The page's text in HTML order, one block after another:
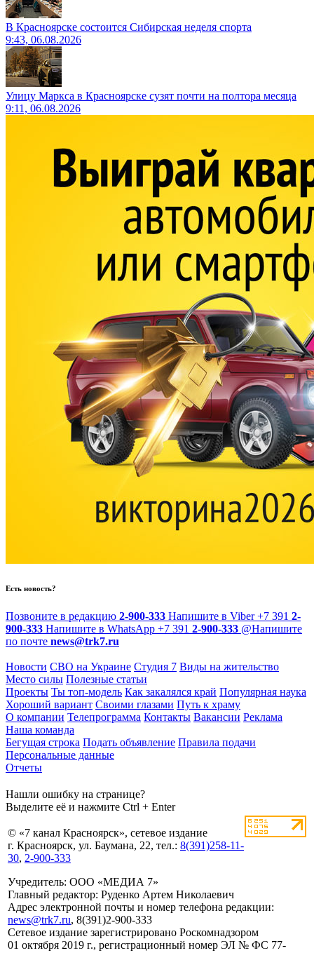
В Красноярске состоится Сибирская неделя спорта
9:43, 06.08.2026
Улицу Маркса в Красноярске сузят почти на полтора месяца
9:11, 06.08.2026
Есть новость?
Позвоните в редакцию 2-900-333 Напишите в Viber +7 391 2-
900-333 Напишите в WhatsApp +7 391 2-900-333 @Напишите
по почте news@trk7.ru
Новости СВО на Украине Студия 7 Виды на жительство
Место силы Полезные статьи
Проекты Ты топ-модель Как закалялся край Популярная наука
Хороший вариант Своими глазами Путь к храму
О компании Телепрограмма Контакты Вакансии Реклама
Наша команда
Бегущая строка Подать объявление Правила подачи
Персональные данные
Отчеты
Нашли ошибку на странице?
Выделите её и нажмите Ctrl + Enter
© «7 канал Красноярск», сетевое издание
г. Красноярск, ул. Баумана, 22, тел.: 8(391)258-11-
30, 2-900-333
Учредитель: ООО «МЕДИА 7»
Главный редактор: Руденко Артем Николаевич
Адрес электронной почты и номер телефона редакции:
news@trk7.ru, 8(391)2-900-333
Сетевое издание зарегистрировано Роскомнадзором
01 октября 2019 г., регистрационный номер ЭЛ № ФС 77-